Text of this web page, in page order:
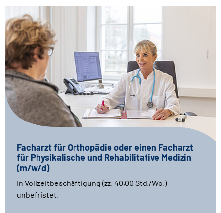
Facharzt für Orthopädie oder einen Facharzt
für Physikalische und Rehabilitative Medizin
(m/w/d)
In Vollzeitbeschäftigung (zz. 40,00 Std./Wo.)
unbefristet.